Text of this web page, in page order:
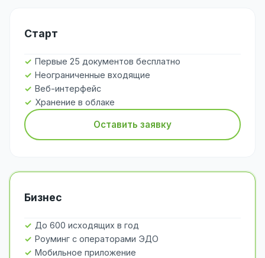
Старт
Первые 25 документов бесплатно
Неограниченные входящие
Веб-интерфейс
Хранение в облаке
Оставить заявку
Бизнес
До 600 исходящих в год
Роуминг с операторами ЭДО
Мобильное приложение